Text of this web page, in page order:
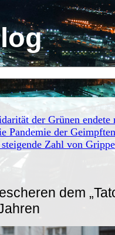
der Grünen endete
Pandemie der
Zahl von
dem